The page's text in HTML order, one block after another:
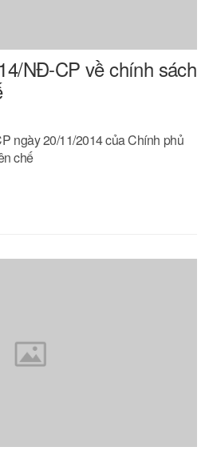
NĐ-CP về chính sách
ngày 20/11/2014 của Chính phủ
chế